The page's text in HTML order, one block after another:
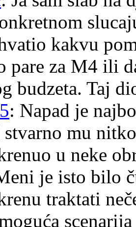
kakvu
pare za M4 ili
budzeta. Taj
: Napad je
stvarno mu
u neke
je isto bilo
traktati